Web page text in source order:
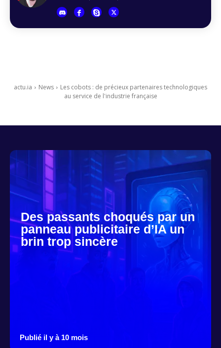
actu.ia News
Les cobots : de précieux partenaires technologiques
au service de l'industrie française
Des passants choqués par un
panneau publicitaire d’IA un
brin trop sincère
Publié il y à 10 mois